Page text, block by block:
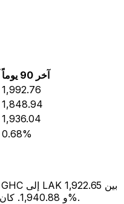
آخر 90 يوماً
1,992.76
1,848.94
1,936.04
0.68%
و 1,940.88. كان المتوسط 1,931.50 مع تقلبات 0.16%.